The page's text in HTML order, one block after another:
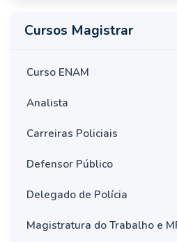
Cursos Magistrar
Curso ENAM
Analista
Carreiras Policiais
Defensor Público
Delegado de Polícia
Magistratura do Trabalho e